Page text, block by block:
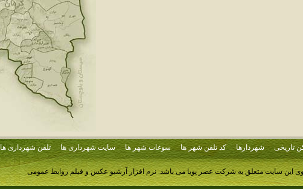
تاریخی شهردارها کد تلفن شهر ها سوغات شهر ها سایت شهرداری ها تلفن شهرداری ها
این سایت متعلق به شرکت عصر پویا می باشد.نرم افزار آرشیو عکس و فیلم روابط عمومی